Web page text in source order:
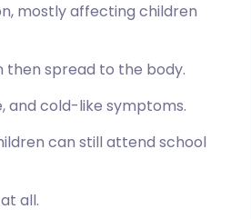
mostly affecting children
then spread to the body.
and cold-like symptoms.
can still attend school
all.